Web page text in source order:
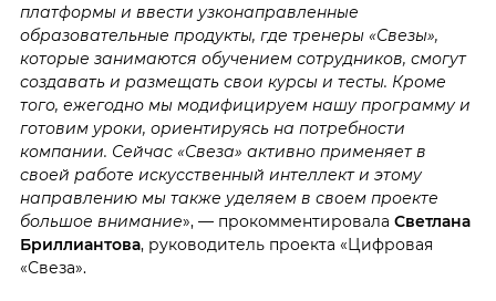
платформы и ввести узконаправленные
образовательные продукты, где тренеры «Свезы»,
которые занимаются обучением сотрудников, смогут
создавать и размещать свои курсы и тесты. Кроме
того, ежегодно мы модифицируем нашу программу и
готовим уроки, ориентируясь на потребности
компании. Сейчас «Свеза» активно применяет в
своей работе искусственный интеллект и этому
направлению мы также уделяем в своем проекте
большое внимание», — прокомментировала Светлана
Бриллиантова, руководитель проекта «Цифровая
«Свеза».